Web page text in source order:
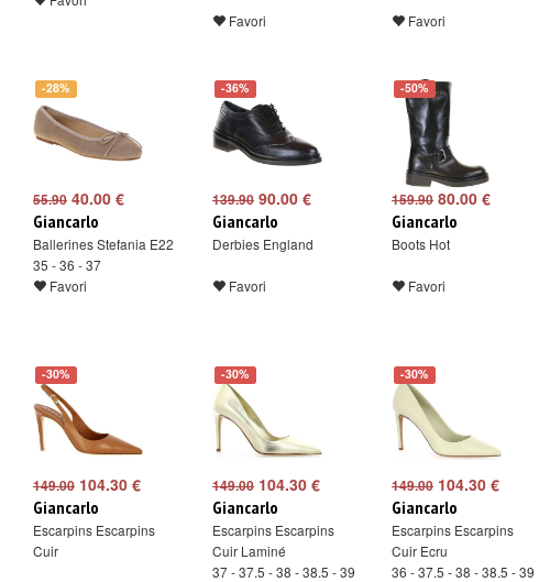
Favori Favori
-28%
55.90 40.00 €
Giancarlo
Ballerines Stefania E22
35 - 36 - 37
Favori
-36%
139.90 90.00 €
Giancarlo
Derbies England
Favori
-50%
159.90 80.00 €
Giancarlo
Boots Hot
Favori
-30%
149.00 104.30 €
Giancarlo
Escarpins Escarpins
Cuir
-30%
149.00 104.30 €
Giancarlo
Escarpins Escarpins
Cuir Laminé
37 - 37.5 - 38 - 38.5 - 39
-30%
149.00 104.30 €
Giancarlo
Escarpins Escarpins
Cuir Ecru
36 - 37.5 - 38 - 38.5 - 39